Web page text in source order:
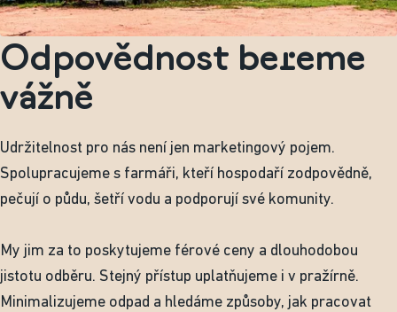
Odpovědnost bereme
vážně
Udržitelnost pro nás není jen marketingový pojem.
Spolupracujeme s farmáři, kteří hospodaří zodpovědně,
pečují o půdu, šetří vodu a podporují své komunity.
My jim za to poskytujeme férové ceny a dlouhodobou
jistotu odběru. Stejný přístup uplatňujeme i v pražírně.
Minimalizujeme odpad a hledáme způsoby, jak pracovat